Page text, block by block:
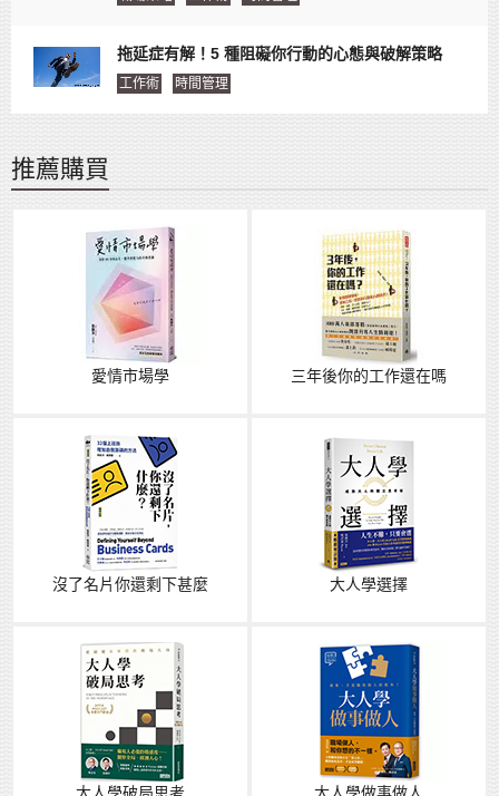
拖延症有解！5 種阻礙你行動的心態與破解策略
工作術 時間管理
推薦購買
愛情市場學 三年後你的工作還在嗎
沒了名片你還剩下甚麼 大人學選擇